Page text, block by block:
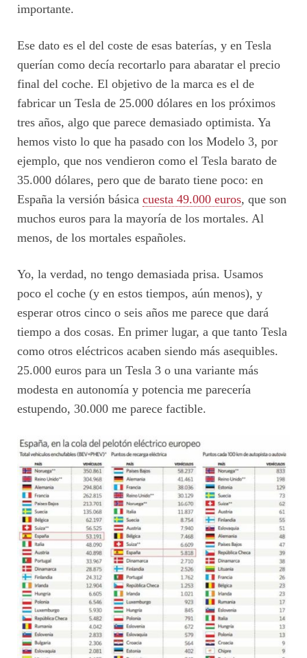
importante.
Ese dato es el del coste de esas baterías, y en Tesla
querían como decía recortarlo para abaratar el precio
final del coche. El objetivo de la marca es el de
fabricar un Tesla de 25.000 dólares en los próximos
tres años, algo que parece demasiado optimista. Ya
hemos visto lo que ha pasado con los Modelo 3, por
ejemplo, que nos vendieron como el Tesla barato de
35.000 dólares, pero que de barato tiene poco: en
España la versión básica cuesta 49.000 euros, que son
muchos euros para la mayoría de los mortales. Al
menos, de los mortales españoles.
Yo, la verdad, no tengo demasiada prisa. Usamos
poco el coche (y en estos tiempos, aún menos), y
esperar otros cinco o seis años me parece que dará
tiempo a dos cosas. En primer lugar, a que tanto Tesla
como otros eléctricos acaben siendo más asequibles.
25.000 euros para un Tesla 3 o una variante más
modesta en autonomía y potencia me parecería
estupendo, 30.000 me parece factible.